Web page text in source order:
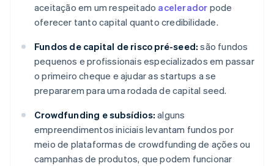
aceitação em um respeitado acelerador pode
oferecer tanto capital quanto credibilidade.
Fundos de capital de risco pré-seed: são fundos
pequenos e profissionais especializados em passar
o primeiro cheque e ajudar as startups a se
prepararem para uma rodada de capital seed.
Crowdfunding e subsídios: alguns
empreendimentos iniciais levantam fundos por
meio de plataformas de crowdfunding de ações ou
campanhas de produtos, que podem funcionar